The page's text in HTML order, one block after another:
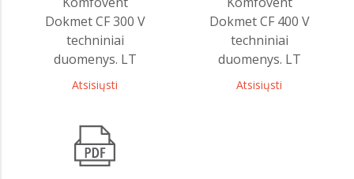
Dokmet CF 300 V
techniniai
duomenys. LT
Atsisiųsti
Dokmet CF 400 V
techniniai
duomenys. LT
Atsisiųsti